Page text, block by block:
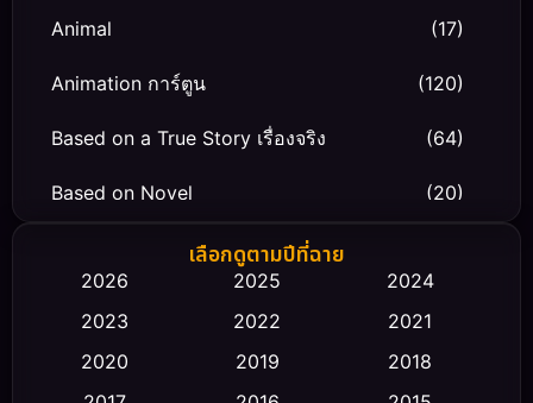
Animal (17)
Animation การ์ตูน (120)
Based on a True Story เรื่องจริง (64)
Based on Novel (20)
Biography ชีวิตจริง
Classic หนังคลาสสิก (23)
เลือกดูตามปีที่ฉาย
2026 2025
2024
2023
2022
2021
2020
2019
2018